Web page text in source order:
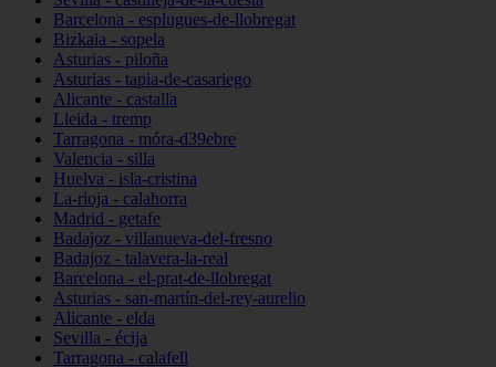
Barcelona - esplugues-de-llobregat
Bizkaia - sopela
Asturias - piloña
Asturias - tapia-de-casariego
Alicante - castalla
Lleida - tremp
Tarragona - móra-d39ebre
Valencia - silla
Huelva - isla-cristina
La-rioja - calahorra
Madrid - getafe
Badajoz - villanueva-del-fresno
Badajoz - talavera-la-real
Barcelona - el-prat-de-llobregat
Asturias - san-martín-del-rey-aurelio
Alicante - elda
Sevilla - écija
Tarragona - calafell